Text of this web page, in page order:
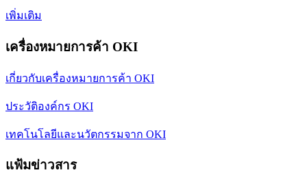
เพิ่มเติม
เครื่องหมายการค้า OKI
เกี่ยวกับเครื่องหมายการค้า OKI
ประวัติองค์กร OKI
เทคโนโลยีและนวัตกรรมจาก OKI
แฟ้มข่าวสาร